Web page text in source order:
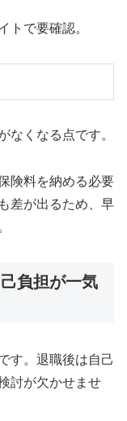
トで要確認。
なくなる点です。
険料を納める必要
差が出るため、早
負担が一気
す。退職後は自己
討が欠かせませ